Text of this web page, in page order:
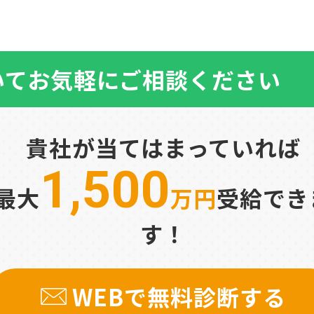
お気軽にご相談ください
貴社が当てはまっていれば
大1,500万円受給で
す！
WEBで無料診断する